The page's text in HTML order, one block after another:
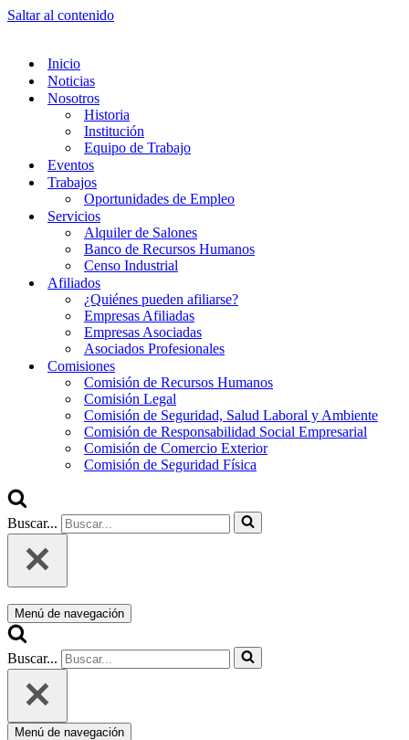
Saltar al contenido
Inicio
Noticias
Nosotros
Historia
Institución
Equipo de Trabajo
Eventos
Trabajos
Oportunidades de Empleo
Servicios
Alquiler de Salones
Banco de Recursos Humanos
Censo Industrial
Afiliados
¿Quiénes pueden afiliarse?
Empresas Afiliadas
Empresas Asociadas
Asociados Profesionales
Comisiones
Comisión de Recursos Humanos
Comisión Legal
Comisión de Seguridad, Salud Laboral y Ambiente
Comisión de Responsabilidad Social Empresarial
Comisión de Comercio Exterior
Comisión de Seguridad Física
Buscar...
Menú de navegación
Buscar...
Menú de navegación